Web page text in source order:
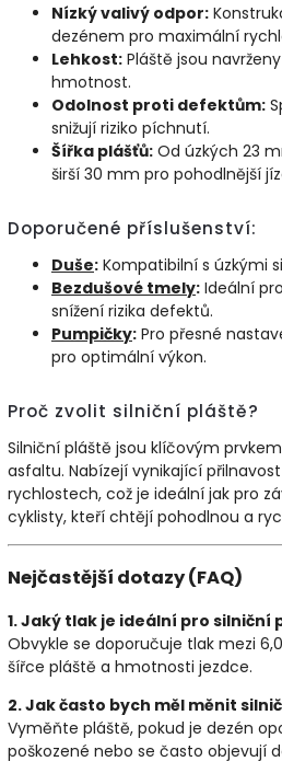
Nízký valivý odpor:
dezénem pro maximální
Lehkost: Pláště jsou
hmotnost.
Odolnost proti defektům:
snižují riziko píchnutí.
Šířka plášťů: Od úzkých 23
širší 30 mm pro pohodlnější
Doporučené příslušenství:
Duše: Kompatibilní s úzkými
Bezdušové tmely: Ideální
snížení rizika defektů.
Pumpičky: Pro přesné
pro optimální výkon.
Proč zvolit silniční pláště?
Silniční pláště jsou klíčovým
asfaltu. Nabízejí vynikající
rychlostech, což je ideální jak pro
cyklisty, kteří chtějí pohodlnou a
Nejčastější dotazy (FAQ)
1. Jaký tlak je ideální pro silniční
Obvykle se doporučuje tlak mezi
šířce pláště a hmotnosti jezdce.
2. Jak často bych měl měnit
Vyměňte pláště, pokud je dezén
poškozené nebo se často objevují